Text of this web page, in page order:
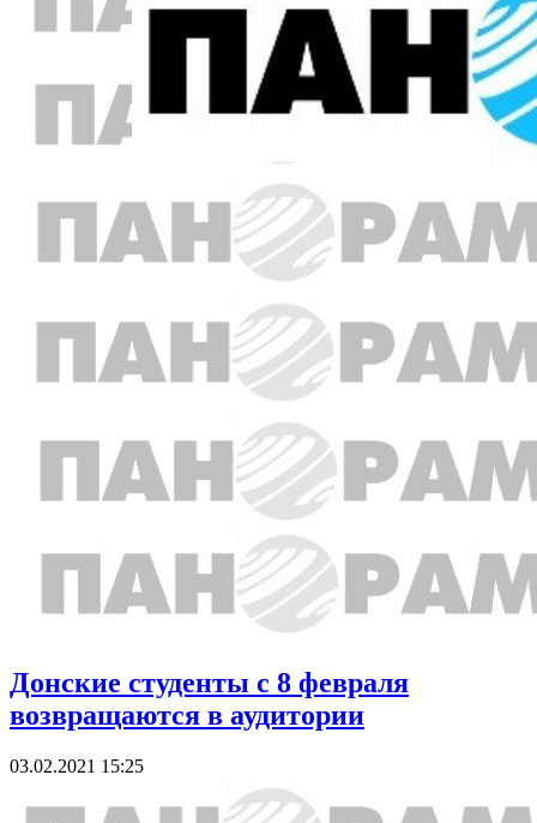
Донские студенты с 8 февраля
возвращаются в аудитории
03.02.2021 15:25